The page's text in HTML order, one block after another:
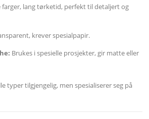
farger, lang tørketid, perfekt til detaljert og
krever spesialpapir.
Brukes i spesielle prosjekter, gir matte eller
typer tilgjengelig, men spesialiserer seg på